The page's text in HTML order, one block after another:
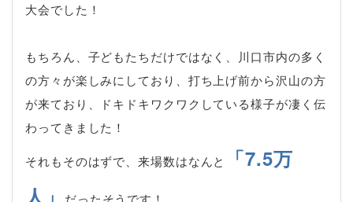
大会でした！
もちろん、子どもたちだけではなく、川口市内の多く
の方々が楽しみにしており、打ち上げ前から沢山の方
が来ており、ドキドキワクワクしている様子が凄く伝
わってきました！
それもそのはずで、来場数はなんと
「7.5万
人」
だったそうです！